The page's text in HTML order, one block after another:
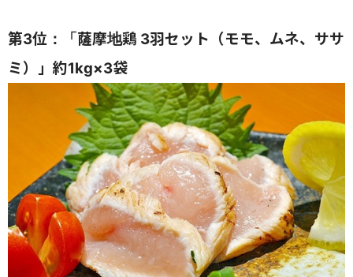
第3位：「薩摩地鶏 3羽セット（モモ、ムネ、ササ
ミ）」約1kg×3袋